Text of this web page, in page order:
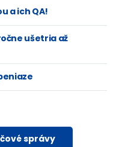
a ich QA!
ušetria až
správy